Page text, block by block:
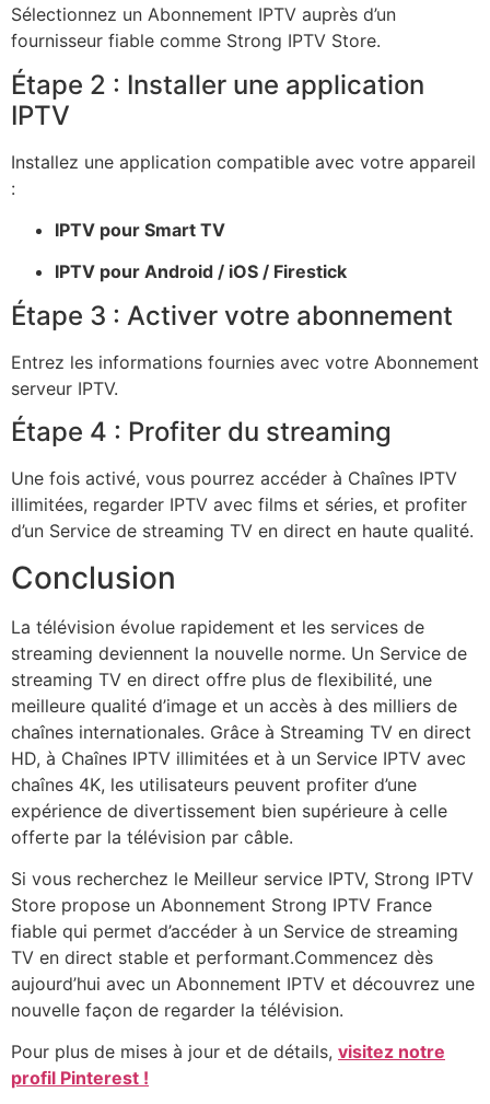
Sélectionnez un Abonnement IPTV auprès d’un
fournisseur fiable comme Strong IPTV Store.
Étape 2 : Installer une application
IPTV
Installez une application compatible avec votre appareil
:
IPTV pour Smart TV
IPTV pour Android / iOS / Firestick
Étape 3 : Activer votre abonnement
Entrez les informations fournies avec votre Abonnement
serveur IPTV.
Étape 4 : Profiter du streaming
Une fois activé, vous pourrez accéder à Chaînes IPTV
illimitées, regarder IPTV avec films et séries, et profiter
d’un Service de streaming TV en direct en haute qualité.
Conclusion
La télévision évolue rapidement et les services de
streaming deviennent la nouvelle norme. Un Service de
streaming TV en direct offre plus de flexibilité, une
meilleure qualité d’image et un accès à des milliers de
chaînes internationales. Grâce à Streaming TV en direct
HD, à Chaînes IPTV illimitées et à un Service IPTV avec
chaînes 4K, les utilisateurs peuvent profiter d’une
expérience de divertissement bien supérieure à celle
offerte par la télévision par câble.
Si vous recherchez le Meilleur service IPTV, Strong IPTV
Store propose un Abonnement Strong IPTV France
fiable qui permet d’accéder à un Service de streaming
TV en direct stable et performant.Commencez dès
aujourd’hui avec un Abonnement IPTV et découvrez une
nouvelle façon de regarder la télévision.
Pour plus de mises à jour et de détails, visitez notre
profil Pinterest !